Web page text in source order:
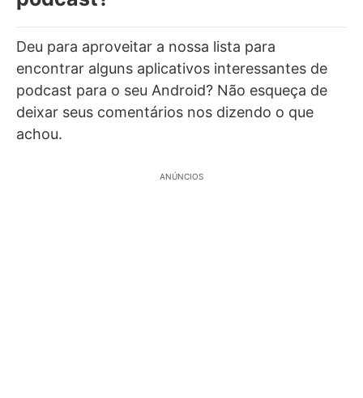
Deu para aproveitar a nossa lista para
encontrar alguns aplicativos interessantes de
podcast para o seu Android? Não esqueça de
deixar seus comentários nos dizendo o que
achou.
ANÚNCIOS